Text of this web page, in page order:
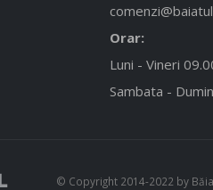
Orar:
Luni - Vineri
Sambata -
© Copyright 2014-2022 by